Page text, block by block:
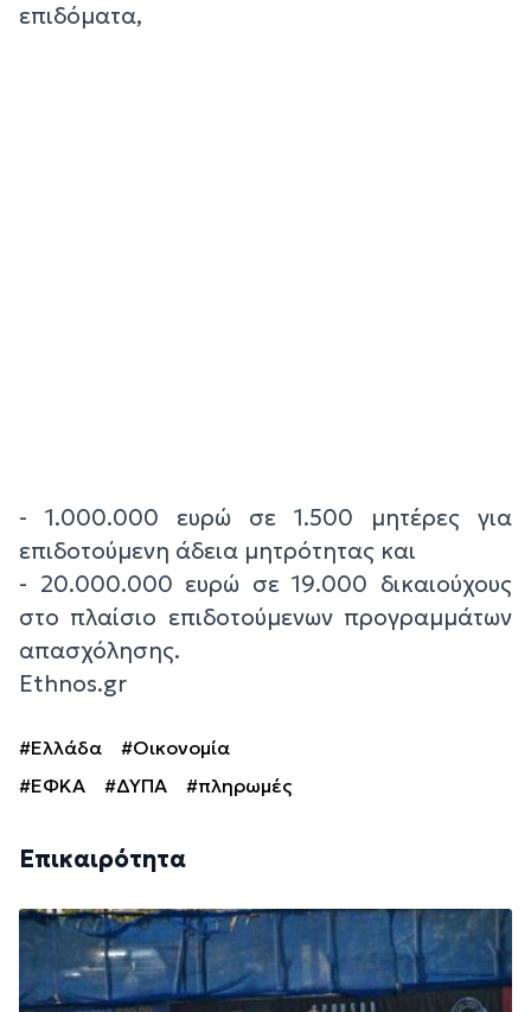
επιδόματα,
- 1.000.000 ευρώ σε 1.500 μητέρες για
επιδοτούμενη άδεια μητρότητας και
- 20.000.000 ευρώ σε 19.000 δικαιούχους
στο πλαίσιο επιδοτούμενων προγραμμάτων
απασχόλησης.
Ethnos.gr
#Ελλάδα
#Οικονομία
#ΕΦΚΑ
#ΔΥΠΑ #πληρωμές
Επικαιρότητα